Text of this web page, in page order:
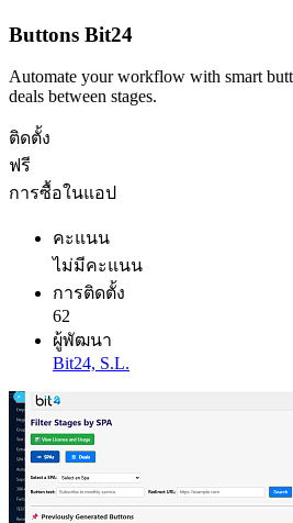
Buttons Bit24
Automate your workflow with smart
deals between stages.
ติดตั้ง
ฟรี
การซื้อในแอป
คะแนน
ไม่มีคะแนน
การติดตั้ง
62
ผู้พัฒนา
Bit24, S.L.